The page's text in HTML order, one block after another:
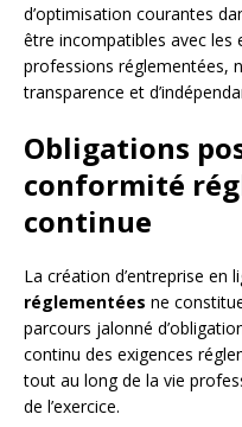
d’optimisation courantes
être incompatibles avec les
professions réglementées,
transparence et
Obligations
conformité
continue
La création d’entreprise en
réglementées ne
parcours jalonné
continu des exigences
tout au long de la vie
de l’exercice.